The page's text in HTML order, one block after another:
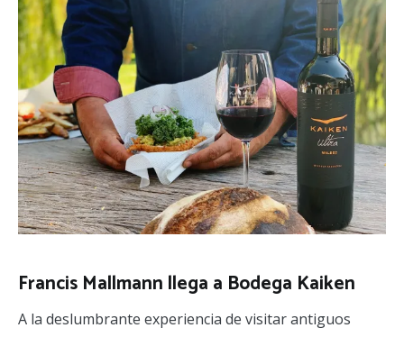
Francis Mallmann llega a Bodega Kaiken
A la deslumbrante experiencia de visitar antiguos